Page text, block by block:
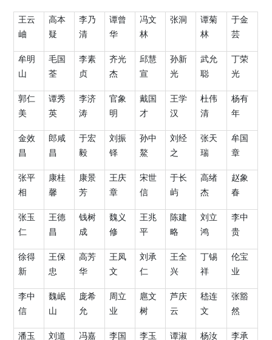
王云
岫
高本
疑
李乃
清
谭曾
华
冯文
林
张洞
谭菊
林
于金
芸
牟明
山
毛国
荃
李素
贞
齐光
杰
邱慧
宣
孙新
光
武允
聪
丁荣
光
郭仁
美
谭秀
英
李济
涛
官象
明
戴国
才
王学
汉
杜伟
清
杨有
年
金效
昌
郎咸
昌
于宏
毅
刘振
铎
孙中
鰲
刘经
之
张天
瑞
牟国
章
张平
相
康桂
馨
康景
芳
王庆
章
宋世
信
于长
屿
高绪
杰
赵象
春
张玉
仁
王德
昌
钱树
成
魏义
修
王兆
平
陈建
略
刘立
鸿
李中
贵
徐得
新
王保
忠
高芳
华
王凤
文
刘承
仁
王全
兴
丁锡
祥
伦宝
业
李中
信
魏岷
山
庞希
允
周立
业
扈文
树
芦庆
云
嵇连
文
张豁
然
潘玉
刘道
冯嘉
李国
李玉
谭淑
杨汝
李承